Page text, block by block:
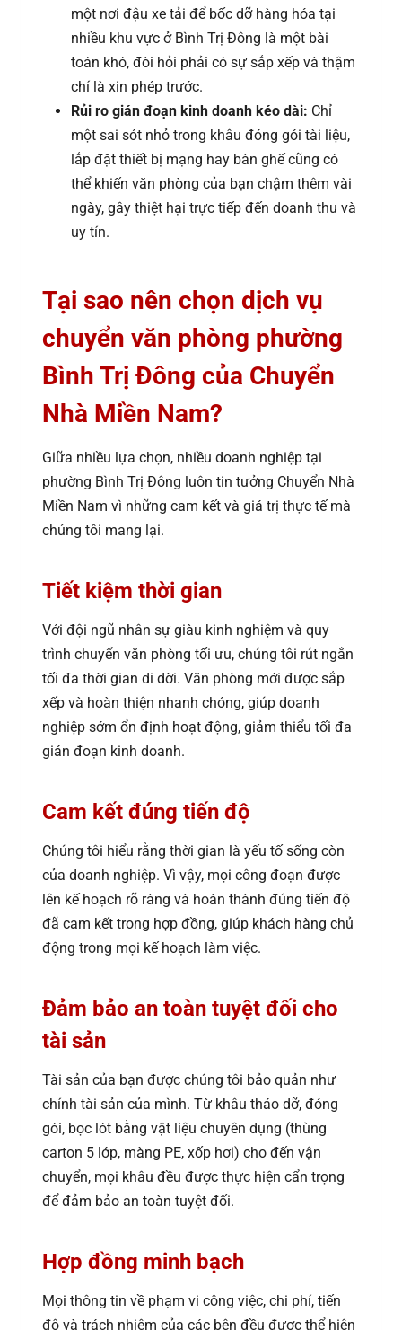
một nơi đậu xe tải để bốc dỡ hàng hóa tại
nhiều khu vực ở Bình Trị Đông là một bài
toán khó, đòi hỏi phải có sự sắp xếp và thậm
chí là xin phép trước.
Rủi ro gián đoạn kinh doanh kéo dài: Chỉ
một sai sót nhỏ trong khâu đóng gói tài liệu,
lắp đặt thiết bị mạng hay bàn ghế cũng có
thể khiến văn phòng của bạn chậm thêm vài
ngày, gây thiệt hại trực tiếp đến doanh thu và
uy tín.
Tại sao nên chọn dịch vụ
chuyển văn phòng phường
Bình Trị Đông của Chuyển
Nhà Miền Nam?
Giữa nhiều lựa chọn, nhiều doanh nghiệp tại
phường Bình Trị Đông luôn tin tưởng Chuyển Nhà
Miền Nam vì những cam kết và giá trị thực tế mà
chúng tôi mang lại.
Tiết kiệm thời gian
Với đội ngũ nhân sự giàu kinh nghiệm và quy
trình chuyển văn phòng tối ưu, chúng tôi rút ngắn
tối đa thời gian di dời. Văn phòng mới được sắp
xếp và hoàn thiện nhanh chóng, giúp doanh
nghiệp sớm ổn định hoạt động, giảm thiểu tối đa
gián đoạn kinh doanh.
Cam kết đúng tiến độ
Chúng tôi hiểu rằng thời gian là yếu tố sống còn
của doanh nghiệp. Vì vậy, mọi công đoạn được
lên kế hoạch rõ ràng và hoàn thành đúng tiến độ
đã cam kết trong hợp đồng, giúp khách hàng chủ
động trong mọi kế hoạch làm việc.
Đảm bảo an toàn tuyệt đối cho
tài sản
Tài sản của bạn được chúng tôi bảo quản như
chính tài sản của mình. Từ khâu tháo dỡ, đóng
gói, bọc lót bằng vật liệu chuyên dụng (thùng
carton 5 lớp, màng PE, xốp hơi) cho đến vận
chuyển, mọi khâu đều được thực hiện cẩn trọng
để đảm bảo an toàn tuyệt đối.
Hợp đồng minh bạch
Mọi thông tin về phạm vi công việc, chi phí, tiến
độ và trách nhiệm của các bên đều được thể hiện